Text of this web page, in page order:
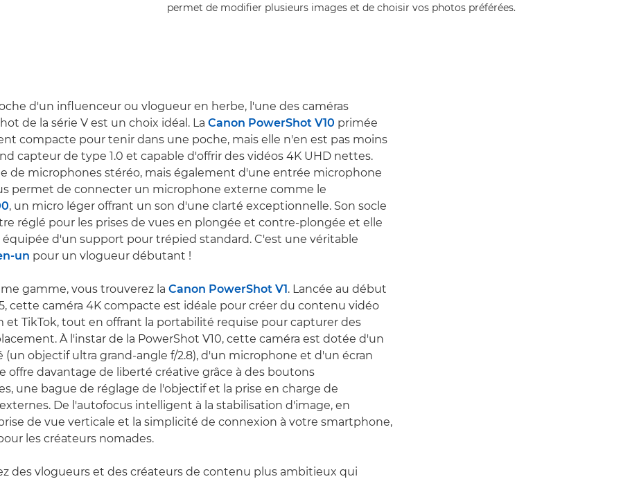
permet de modifier plusieurs images et de choisir vos photos préférées.
d'un influenceur ou vlogueur en herbe, l'une des caméras
de la série V est un choix idéal. La Canon PowerShot V10 primée
compacte pour tenir dans une poche, mais elle n'en est pas moins
capteur de type 1.0 et capable d'offrir des vidéos 4K UHD nettes.
de microphones stéréo, mais également d'une entrée microphone
permet de connecter un microphone externe comme le
, un micro léger offrant un son d'une clarté exceptionnelle. Son socle
réglé pour les prises de vues en plongée et contre-plongée et elle
d'un support pour trépied standard. C'est une véritable
un pour un vlogueur débutant !
gamme, vous trouverez la Canon PowerShot V1. Lancée au début
cette caméra 4K compacte est idéale pour créer du contenu vidéo
et TikTok, tout en offrant la portabilité requise pour capturer des
À l'instar de la PowerShot V10, cette caméra est dotée d'un
objectif ultra grand-angle f/2.8), d'un microphone et d'un écran
offre davantage de liberté créative grâce à des boutons
une bague de réglage de l'objectif et la prise en charge de
De l'autofocus intelligent à la stabilisation d'image, en
de vue verticale et la simplicité de connexion à votre smartphone,
les créateurs nomades.
des vlogueurs et des créateurs de contenu plus ambitieux qui